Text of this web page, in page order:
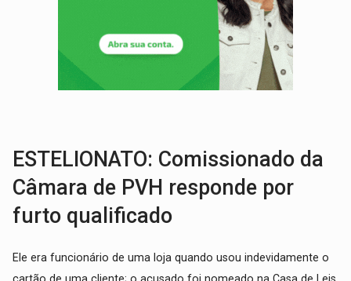
VARIANDO O CARDÁPIO:Veja essa receita de carne assada para o
PREJUÍZO AOS ESTUDANTES: Greve dos professores em PVH é
POSSESSÃO DE DEBORAH LOGAN: Terror mistura mistério e filmagens
ESTELIONATO: Comissionado da
Câmara de PVH responde por
furto qualificado
Ele era funcionário de uma loja quando usou indevidamente o